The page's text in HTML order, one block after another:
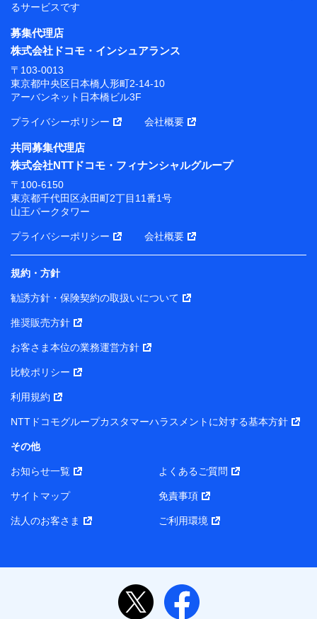
るサービスです
募集代理店
株式会社ドコモ・インシュアランス
〒103-0013
東京都中央区日本橋人形町2-14-10
アーバンネット日本橋ビル3F
プライバシーポリシー 会社概要
共同募集代理店
株式会社NTTドコモ・フィナンシャルグループ
〒100-6150
東京都千代田区永田町2丁目11番1号
山王パークタワー
プライバシーポリシー 会社概要
規約・方針
勧誘方針・保険契約の取扱いについて
推奨販売方針
お客さま本位の業務運営方針
比較ポリシー
利用規約
NTTドコモグループカスタマーハラスメントに対する基本方針
その他
お知らせ一覧 よくあるご質問
サイトマップ 免責事項
法人のお客さま ご利用環境